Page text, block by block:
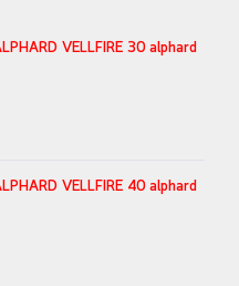
VELLFIRE 30 alphard
VELLFIRE 40 alphard